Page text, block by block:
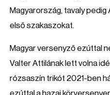
Magyarország, tavaly pedig
első szakaszokat.
Magyar versenyző ezúttal
Valter Attilának lett volna
rózsaszín trikót 2021-ben
ezúttal a hazai